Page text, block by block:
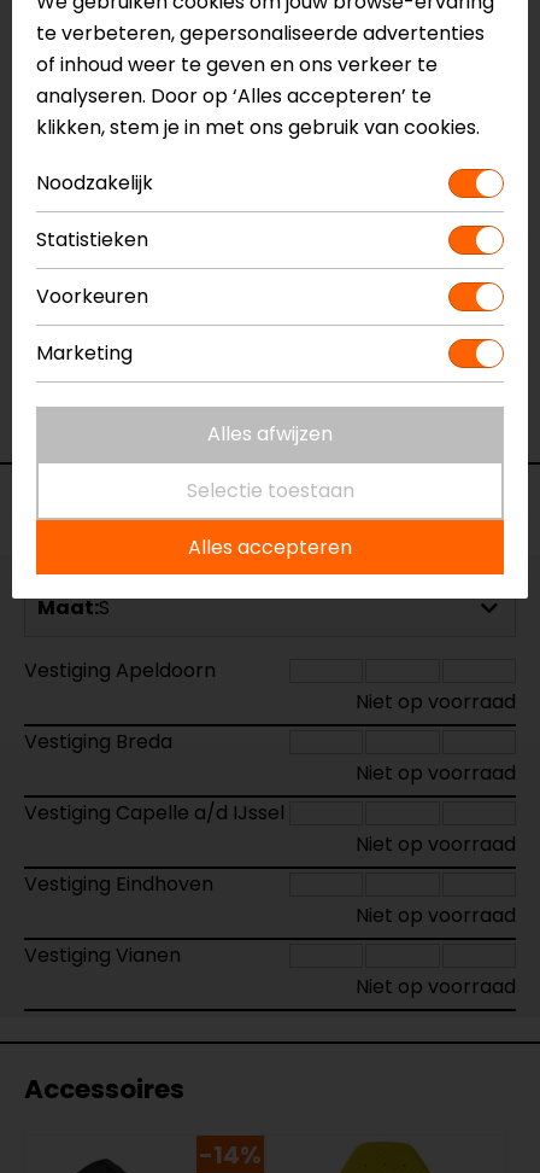
Naam
Domain GTX Motorjas
Model
FJT371
Merk
REV'IT!
Kleur
Zwart
Aanritsbaar
Certificeringsklasse
Materiaal
Membraan
Gelamineerd
Rijstijl
Seizoen
Winter, Mid-season
Ventilatie
Waterdicht
Ja
Lange mouwen thermo
Voorraad
Maat:S
Vestiging Apeldoorn
Niet op voorraad
Vestiging Breda
Niet op voorraad
Vestiging Capelle a/d IJssel
Niet op voorraad
Vestiging Eindhoven
Niet op voorraad
Vestiging Vianen
Niet op voorraad
Accessoires
-14%
te verbeteren, gepersonaliseerde advertenties
of inhoud weer te geven en ons verkeer te
analyseren. Door op ‘Alles accepteren’ te
klikken, stem je in met ons gebruik van cookies.
Noodzakelijk
Statistieken
Voorkeuren
Marketing
Alles afwijzen
Selectie toestaan
Alles accepteren